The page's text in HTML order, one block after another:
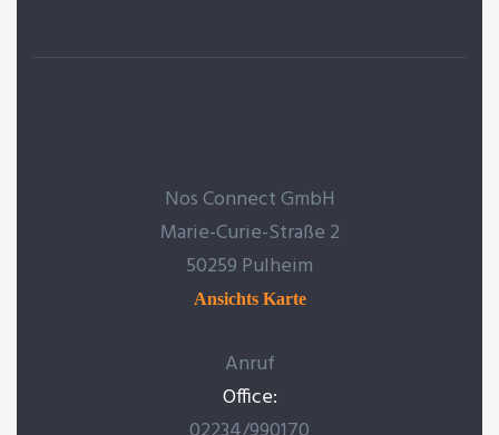
Nos Connect GmbH
Marie-Curie-Straße 2
50259 Pulheim
Ansichts Karte
Anruf
Office: